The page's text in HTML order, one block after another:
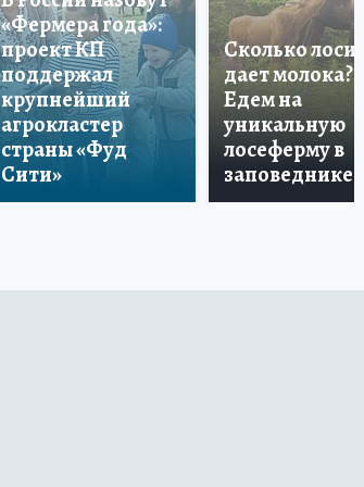
«Фермера года»:
проект КП
поддержал
крупнейший
агрокластер
страны «Фуд
Сити»
Сколько лосиха
дает молока?
Едем на
уникальную
лосеферму в
заповеднике!